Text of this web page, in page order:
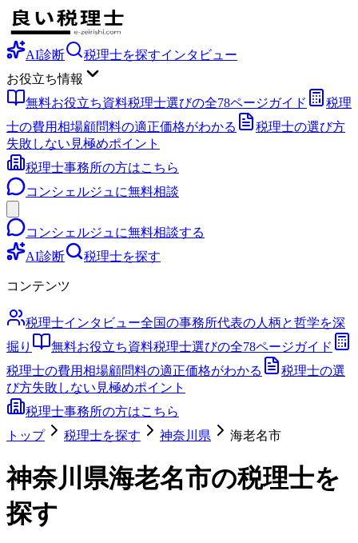
AI診断 税理士を探すインタビュー
お役立ち情報
無料お役立ち資料税理士選びの全78ページガイド
税理
士の費用相場顧問料の適正価格がわかる
税理士の選び方
失敗しない見極めポイント
税理士事務所の方はこちら
コンシェルジュに無料相談
コンシェルジュに無料相談する
AI診断
税理士を探す
コンテンツ
税理士インタビュー全国の事務所代表の人柄と哲学を深
掘り
無料お役立ち資料税理士選びの全78ページガイド
税理士の費用相場顧問料の適正価格がわかる
税理士の選
び方失敗しない見極めポイント
税理士事務所の方はこちら
トップ
税理士を探す 神奈川県 海老名市
神奈川県海老名市の税理士を
探す